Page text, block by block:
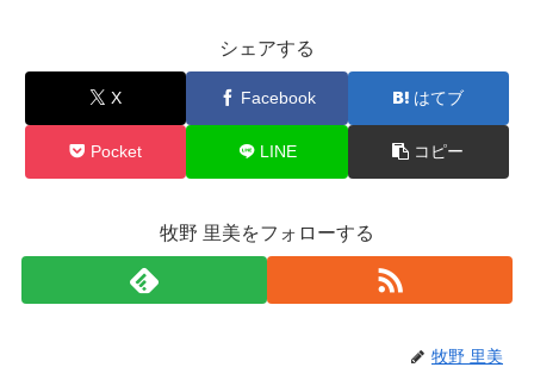
シェアする
X Facebook はてブ
Pocket LINE コピー
牧野 里美をフォローする
牧野 里美